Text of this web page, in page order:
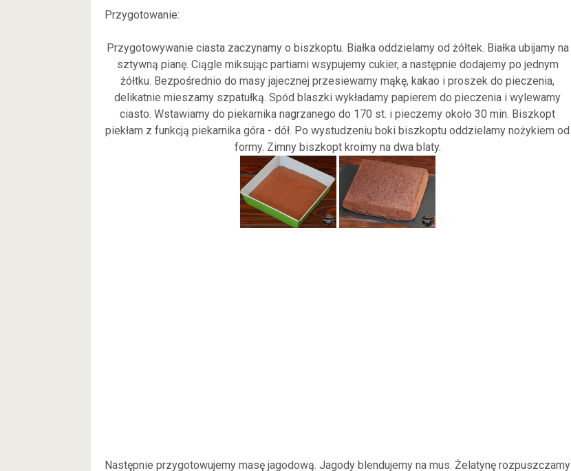
Przygotowanie:
Przygotowywanie ciasta zaczynamy o biszkoptu. Białka oddzielamy od żółtek. Białka ubijamy na
sztywną pianę. Ciągle miksując partiami wsypujemy cukier, a następnie dodajemy po jednym
żółtku. Bezpośrednio do masy jajecznej przesiewamy mąkę, kakao i proszek do pieczenia,
delikatnie mieszamy szpatułką. Spód blaszki wykładamy papierem do pieczenia i wylewamy
ciasto. Wstawiamy do piekarnika nagrzanego do 170 st. i pieczemy około 30 min. Biszkopt
piekłam z funkcją piekarnika góra - dół. Po wystudzeniu boki biszkoptu oddzielamy nożykiem od
formy. Zimny biszkopt kroimy na dwa blaty.
Następnie przygotowujemy masę jagodową. Jagody blendujemy na mus. Żelatynę rozpuszczamy